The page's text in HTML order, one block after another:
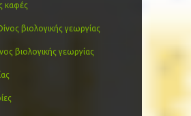
καφές
βιολογικής γεωργίας
βιολογικής γεωργίας